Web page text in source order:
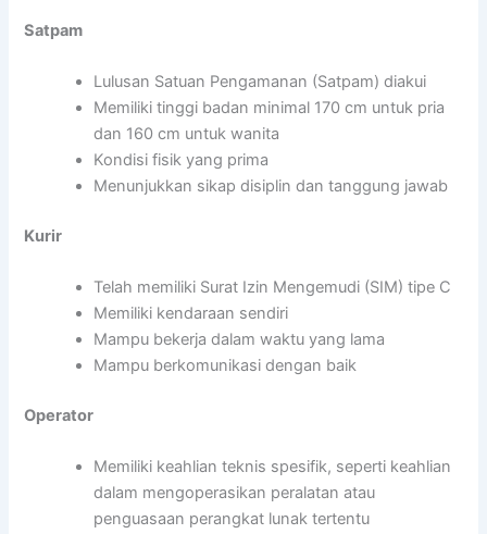
Satpam
Lulusan Satuan Pengamanan (Satpam) diakui
Memiliki tinggi badan minimal 170 cm untuk pria
dan 160 cm untuk wanita
Kondisi fisik yang prima
Menunjukkan sikap disiplin dan tanggung jawab
Kurir
Telah memiliki Surat Izin Mengemudi (SIM) tipe C
Memiliki kendaraan sendiri
Mampu bekerja dalam waktu yang lama
Mampu berkomunikasi dengan baik
Operator
Memiliki keahlian teknis spesifik, seperti keahlian
dalam mengoperasikan peralatan atau
penguasaan perangkat lunak tertentu